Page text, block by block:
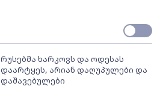
რუსებმა ხარკოვს და ოდესას
დაარტყეს, არიან დაღუპულები და
დაშავებულები